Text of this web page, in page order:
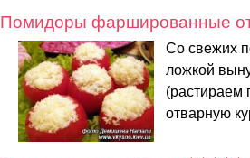
Помидоры фаршированные
Со свежих
ложкой
(растираем
отварную